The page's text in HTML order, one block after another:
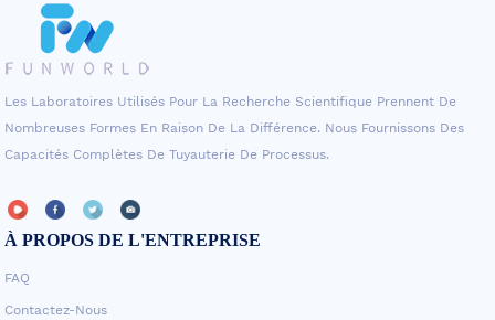
Les Laboratoires Utilisés Pour La Recherche Scientifique Prennent De
Nombreuses Formes En Raison De La Différence. Nous Fournissons Des
Capacités Complètes De Tuyauterie De Processus.
À PROPOS DE L'ENTREPRISE
FAQ
Contactez-Nous